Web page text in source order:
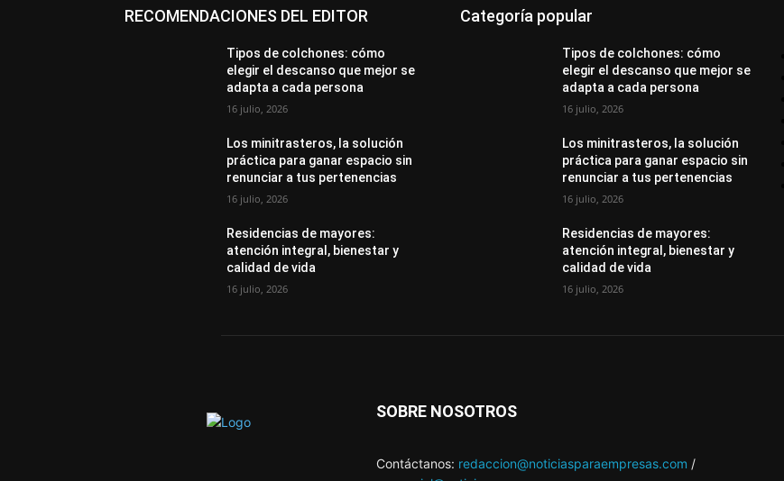
RECOMENDACIONES DEL EDITOR
Tipos de colchones: cómo
elegir el descanso que mejor se
adapta a cada persona
16 julio, 2026
Los minitrasteros, la solución
práctica para ganar espacio sin
renunciar a tus pertenencias
16 julio, 2026
Residencias de mayores:
atención integral, bienestar y
calidad de vida
16 julio, 2026
Categoría popular
Tipos de colchones: cómo
elegir el descanso que mejor se
adapta a cada persona
16 julio, 2026
Los minitrasteros, la solución
práctica para ganar espacio sin
renunciar a tus pertenencias
16 julio, 2026
Residencias de mayores:
atención integral, bienestar y
calidad de vida
16 julio, 2026
SOBRE NOSOTROS
Contáctanos: redaccion@noticiasparaempresas.com /